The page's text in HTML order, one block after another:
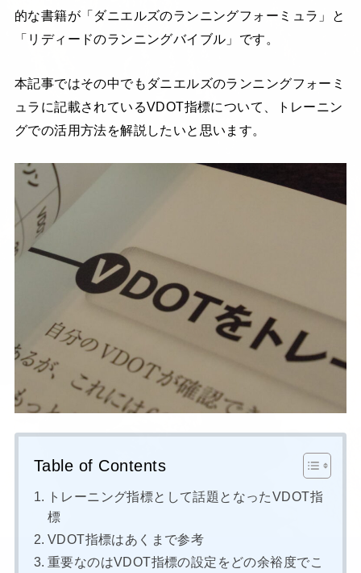
的な書籍が「ダニエルズのランニングフォーミュラ」と
「リディードのランニングバイブル」です。
本記事ではその中でもダニエルズのランニングフォーミ
ュラに記載されているVDOT指標について、トレーニン
グでの活用方法を解説したいと思います。
Table of Contents
トレーニング指標として話題となったVDOT指
標
VDOT指標はあくまで参考
重要なのはVDOT指標の設定をどの余裕度でこ